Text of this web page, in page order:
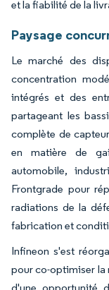
et la fiabilité de la
Paysage
Le marché des
concentration
intégrés et des
partageant les
complète de
en matière de
automobile,
Frontgrade pour
radiations de la
fabrication et
Infineon s'est
pour co-optimiser la